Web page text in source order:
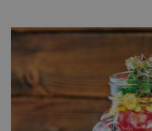
blonďaté vlásky. Fakt, že jsou těla dávných lidí nesmírně
dobře zachovalá,
podmínkám.